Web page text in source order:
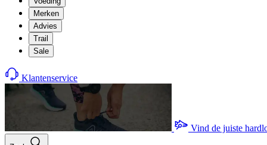
Merken
Advies
Trail
Sale
Klantenservice
Vind de juiste